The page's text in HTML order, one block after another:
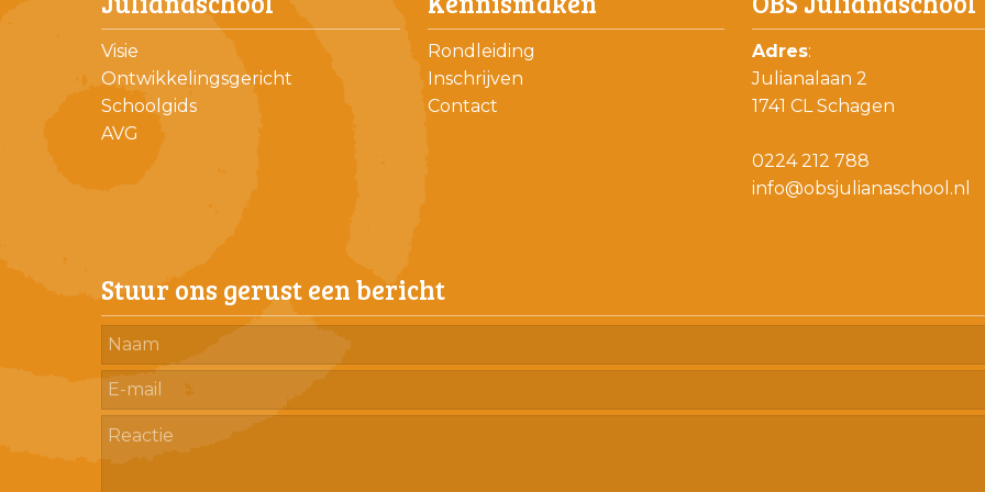
Visie
Ontwikkelingsgericht
Schoolgids
AVG
Rondleiding
Inschrijven
Contact
Adres:
Julianalaan 2
1741 CL Schagen
0224 212 788
info@obsjulianaschool.nl
Stuur ons gerust een bericht